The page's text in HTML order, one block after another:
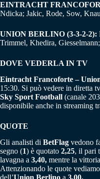
EINTRACHT
Ndicka; Jakic, Rode, Sow,
UNION BERLINO (3-3-2-2):
Trimmel, Khedira,
DOVE VEDERLA IN TV
Eintracht Francoforte –
15:30. Si può vedere in diretta
Sky Sport Football (canale
disponibile anche in streaming
QUOTE
Gli analisti di BetFlag vedono
segno (1) è quotato 2,25, il pari
lavagna a 3,40, mentre la
Attenzionando le quote
dell’Union Berlino a 3,00.